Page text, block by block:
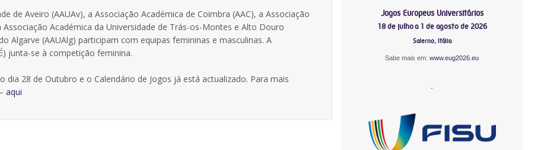
de Aveiro (AAUAv), a Associação Académica de Coimbra (AAC), a Associação
Académica da Universidade de Trás-os-Montes e Alto Douro
Algarve (AAUAlg) participam com equipas femininas e masculinas. A
junta-se à competição feminina.
28 de Outubro e o Calendário de Jogos já está actualizado. Para mais
aqui
Jogos Europeus Universitários
18 de julho a 1 de agosto de 2026
Salerno, Itália
Sabe mais em:www.eug2026.eu
-